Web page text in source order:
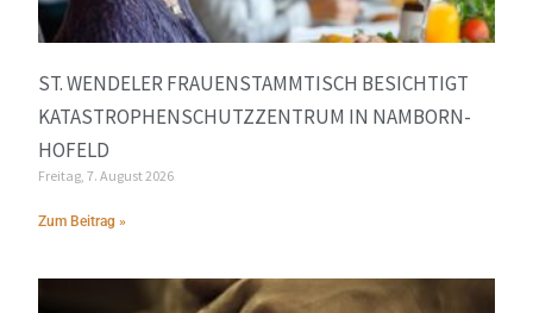
ST. WENDELER FRAUENSTAMMTISCH BESICHTIGT
KATASTROPHENSCHUTZZENTRUM IN NAMBORN-
HOFELD
Freitag, 7. August 2026
Zum Beitrag »